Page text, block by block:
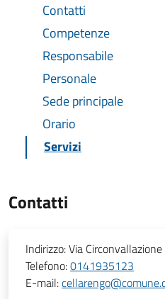
Contatti
Competenze
Responsabile
Personale
Sede principale
Orario
Servizi
Contatti
Indirizzo:Via
Telefono:0141935123
E-mail: